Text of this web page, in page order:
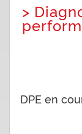
>
DPE en